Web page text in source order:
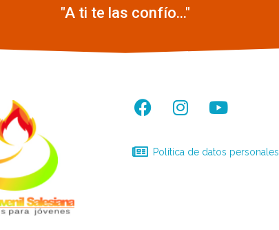
"A ti te las confío..."
Política de datos personales